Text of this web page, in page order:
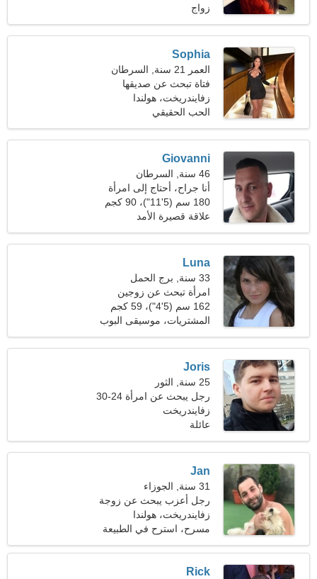
زواج
Sophia
العمر 21 سنة, السرطان
فتاة تبحث عن صديقها
زفايندريخت، هولندا
الحب الحقيقي
Giovanni
46 سنة, السرطان
أنا جراح، أحتاج إلى امرأة
ساحرة
180 سم (5'11")، 90 كجم
(198 رطلا)
علاقة قصيرة الأمد
Luna
33 سنة, برج الحمل
امرأة تبحث عن زوجين
162 سم (5'4")، 59 كجم
(130 رطلا)
المشتريات، موسيقى البوب
Joris
25 سنة, الثور
رجل يبحث عن امرأة 24-30
زفايندريخت
عائلة
Jan
31 سنة, الجوزاء
رجل أعزب يبحث عن زوجة
24-29
زفايندريخت، هولندا
مسرح، استرح في الطبيعة
Rick